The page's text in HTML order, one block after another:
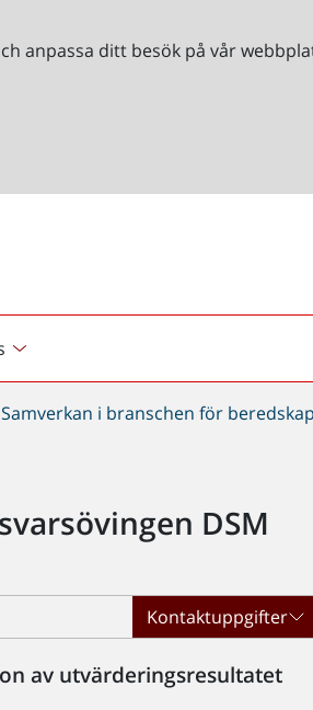
anpassa ditt besök på vår
Samverkan i branschen för
DSM
Kontaktuppgifter
av utvärderingsresultatet